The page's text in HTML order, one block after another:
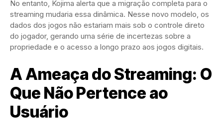
No entanto, Kojima alerta que a migração completa para o
streaming mudaria essa dinâmica. Nesse novo modelo, os
dados dos jogos não estariam mais sob o controle direto
do jogador, gerando uma série de incertezas sobre a
propriedade e o acesso a longo prazo aos jogos digitais.
A Ameaça do Streaming: O
Que Não Pertence ao
Usuário